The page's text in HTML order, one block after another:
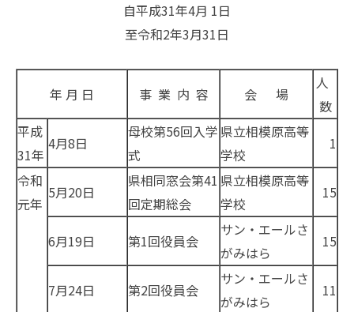
自平成31年4月 1日
至令和2年3月31日
年 月 日 事 業 内 容 会 場
人
数
平成
31年
4月8日
母校第56回入学
式
県立相模原高等
学校
1
令和
元年
5月20日
県相同窓会第41
回定期総会
県立相模原高等
学校
15
6月19日 第1回役員会
サン・エールさ
がみはら
15
7月24日 第2回役員会
サン・エールさ
がみはら
11